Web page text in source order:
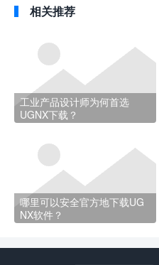
相关推荐
工业产品设计师为何首选
UGNX下载？
哪里可以安全官方地下载UG
NX软件？